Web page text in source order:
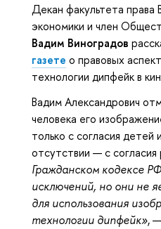
Декан факультета
экономики и член
Вадим Виноградов
газете о правовых
технологии дипфейк в
Вадим Александрович
человека его
только с согласия детей
отсутствии — с
Гражданском кодексе
исключений, но они не
для использования
технологии дипфейк»,